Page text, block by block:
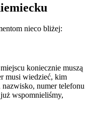
nieco bliżej:
koniecznie muszą
musi wiedzieć, kim
numer telefonu
wspomnieliśmy,